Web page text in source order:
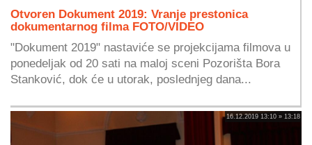
Otvoren Dokument 2019: Vranje prestonica
dokumentarnog filma FOTO/VIDEO
"Dokument 2019" nastaviće se projekcijama filmova u
ponedeljak od 20 sati na maloj sceni Pozorišta Bora
Stanković, dok će u utorak, poslednjeg dana...
16.12.2019 13:10 » 13:18